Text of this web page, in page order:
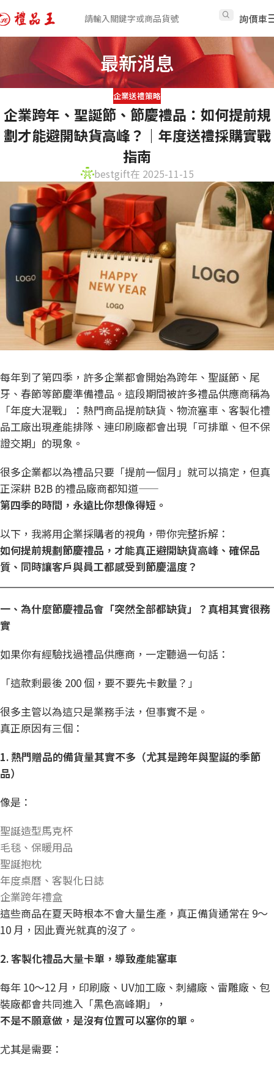
詢價車
最新消息
企業送禮策略
企業跨年、聖誕節、節慶禮品：如何提前規
劃才能避開缺貨高峰？｜年度送禮採購實戰
指南
bestgift在 2025-11-15
每年到了第四季，許多企業都會開始為跨年、聖誕節、尾
牙、春節等節慶準備禮品 。這段期間被許多禮品供應商稱為
「年度大混戰」：熱門商品提前缺貨、物流塞車、客製化禮
品工廠出現產能排隊、連印刷廠都會出現「可排單、但不保
證交期」的現象。
很多企業都以為禮品只要「提前一個月」就可以搞定，但真
正深耕 B2B 的禮品廠商都知道——
第四季的時間，永遠比你想像得短。
以下，我將用企業採購者的視角，帶你完整拆解：
如何提前規劃節慶禮品 ，才能真正避開缺貨高峰、確保品
質、同時讓客戶與員工都感受到節慶溫度？
一、為什麼節慶禮品會「突然全部都缺貨」？真相其實很務
實
如果你有經驗找過禮品供應商，一定聽過一句話：
「這款剩最後 200 個，要不要先卡數量？」
很多主管以為這只是業務手法，但事實不是。
真正原因有三個：
1. 熱門贈品的備貨量其實不多（尤其是跨年與聖誕的季節
品）
像是：
聖誕造型馬克杯
毛毯、保暖用品
聖誕抱枕
年度桌曆、客製化日誌
企業跨年禮盒
這些商品在夏天時根本不會大量生產，真正備貨通常在 9～
10 月，因此賣光就真的沒了。
2.客製化禮品大量卡單，導致產能塞車
每年 10～12 月，印刷廠、UV加工廠、刺繡廠、雷雕廠、包
裝廠都會共同進入「黑色高峰期」，
不是不願意做，是沒有位置可以塞你的單。
尤其是需要：